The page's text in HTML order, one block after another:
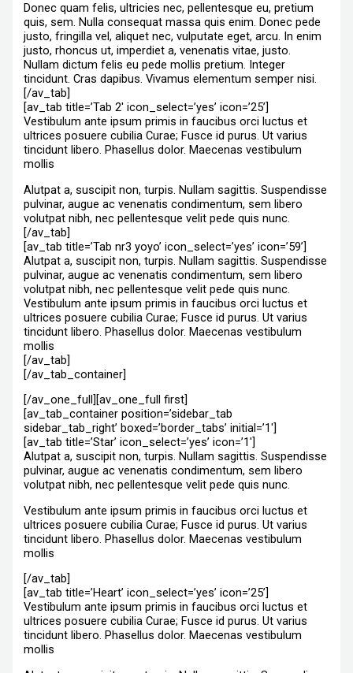
Donec quam felis, ultricies nec, pellentesque eu, pretium
quis, sem. Nulla consequat massa quis enim. Donec pede
justo, fringilla vel, aliquet nec, vulputate eget, arcu. In enim
justo, rhoncus ut, imperdiet a, venenatis vitae, justo.
Nullam dictum felis eu pede mollis pretium. Integer
tincidunt. Cras dapibus. Vivamus elementum semper nisi.
[/av_tab]
[av_tab title=’Tab 2′ icon_select=’yes’ icon=’25’]
Vestibulum ante ipsum primis in faucibus orci luctus et
ultrices posuere cubilia Curae; Fusce id purus. Ut varius
tincidunt libero. Phasellus dolor. Maecenas vestibulum
mollis
Alutpat a, suscipit non, turpis. Nullam sagittis. Suspendisse
pulvinar, augue ac venenatis condimentum, sem libero
volutpat nibh, nec pellentesque velit pede quis nunc.
[/av_tab]
[av_tab title=’Tab nr3 yoyo’ icon_select=’yes’ icon=’59’]
Alutpat a, suscipit non, turpis. Nullam sagittis. Suspendisse
pulvinar, augue ac venenatis condimentum, sem libero
volutpat nibh, nec pellentesque velit pede quis nunc.
Vestibulum ante ipsum primis in faucibus orci luctus et
ultrices posuere cubilia Curae; Fusce id purus. Ut varius
tincidunt libero. Phasellus dolor. Maecenas vestibulum
mollis
[/av_tab]
[/av_tab_container]
[/av_one_full][av_one_full first]
[av_tab_container position=’sidebar_tab
sidebar_tab_right’ boxed=’border_tabs’ initial=’1′]
[av_tab title=’Star’ icon_select=’yes’ icon=’1′]
Alutpat a, suscipit non, turpis. Nullam sagittis. Suspendisse
pulvinar, augue ac venenatis condimentum, sem libero
volutpat nibh, nec pellentesque velit pede quis nunc.
Vestibulum ante ipsum primis in faucibus orci luctus et
ultrices posuere cubilia Curae; Fusce id purus. Ut varius
tincidunt libero. Phasellus dolor. Maecenas vestibulum
mollis
[/av_tab]
[av_tab title=’Heart’ icon_select=’yes’ icon=’25’]
Vestibulum ante ipsum primis in faucibus orci luctus et
ultrices posuere cubilia Curae; Fusce id purus. Ut varius
tincidunt libero. Phasellus dolor. Maecenas vestibulum
mollis